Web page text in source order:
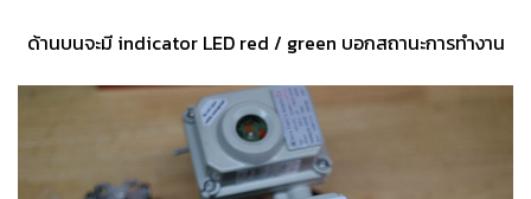
ด้านบนจะมี indicator LED red / green บอกสถานะการทำงาน